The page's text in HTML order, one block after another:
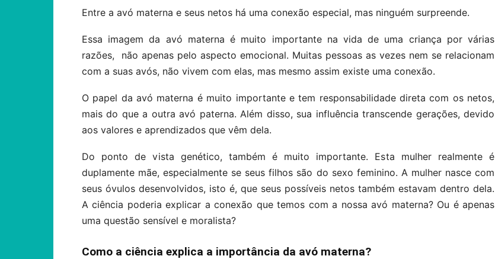
Entre a avó materna e seus netos há uma conexão especial, mas ninguém surpreende.
Essa imagem da avó materna é muito importante na vida de uma criança por várias
razões, não apenas pelo aspecto emocional. Muitas pessoas as vezes nem se relacionam
com a suas avós, não vivem com elas, mas mesmo assim existe uma conexão.
O papel da avó materna é muito importante e tem responsabilidade direta com os netos,
mais do que a outra avó paterna. Além disso, sua influência transcende gerações, devido
aos valores e aprendizados que vêm dela.
Do ponto de vista genético, também é muito importante. Esta mulher realmente é
duplamente mãe, especialmente se seus filhos são do sexo feminino. A mulher nasce com
seus óvulos desenvolvidos, isto é, que seus possíveis netos também estavam dentro dela.
A ciência poderia explicar a conexão que temos com a nossa avó materna? Ou é apenas
uma questão sensível e moralista?
Como a ciência explica a importância da avó materna?